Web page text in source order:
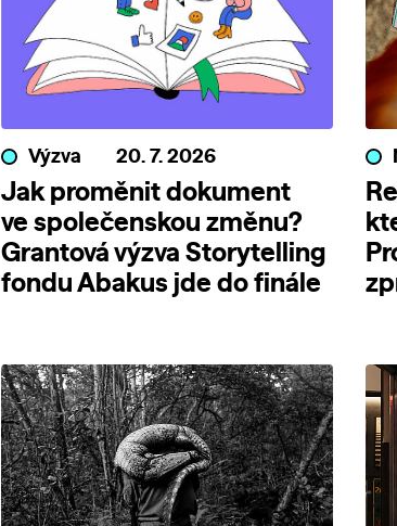
Výzva 20. 7. 2026
Jak proměnit dokument
ve společenskou změnu?
Grantová výzva Storytelling
fondu Abakus jde do finále